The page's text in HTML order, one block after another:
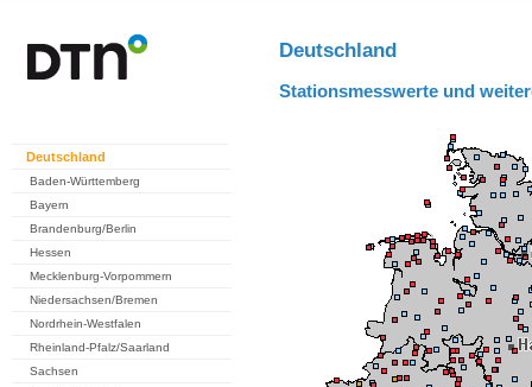
Deutschland
Baden-Württemberg
Bayern
Brandenburg/Berlin
Hessen
Mecklenburg-Vorpommern
Niedersachsen/Bremen
Nordrhein-Westfalen
Rheinland-Pfalz/Saarland
Sachsen
Deutschland
Stationsmesswerte und